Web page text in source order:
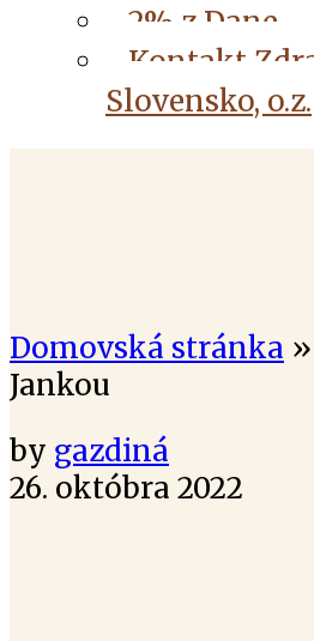
2% z Dane
Kontakt
Slovensko, o.z.
Domovská stránka »
Jankou
by gazdiná
26. októbra 2022